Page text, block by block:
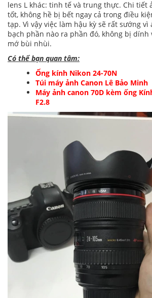
lens L khác: tinh tế và trung thực. Chi tiết
tốt, không hề bị bết ngay cả trong điều
tạp. Vì vậy việc làm hậu kỳ sẽ rất sướng vì
bạch phần nào ra phần đó, không bị
mớ bùi nhùi.
Có thể bạn quan tâm:
Ống kính Nikon 24-70N
Túi máy ảnh Canon Lê Bảo Minh
Máy ảnh canon 70D kèm ống
F2.8